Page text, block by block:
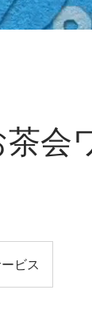
会
ビス